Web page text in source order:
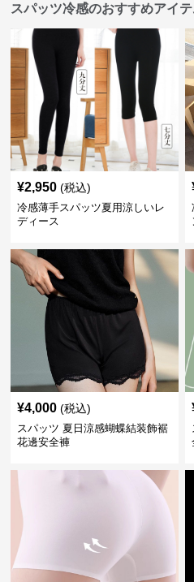
スパッツ冷感のおすすめアイテ
¥2,950 (税込)
冷感薄手スパッツ夏用涼しいレ
ディース
¥4,000 (税込)
スパッツ 夏日涼感蝴蝶結装飾裾
花邊安全褲